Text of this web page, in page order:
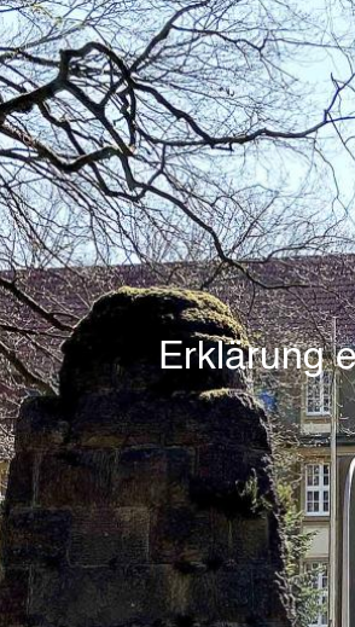
Erklärung